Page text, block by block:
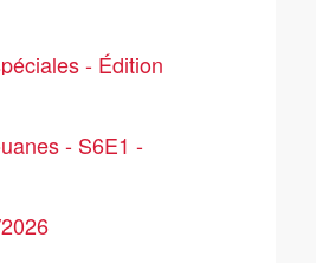
- Édition
important départ
- S6E1 -